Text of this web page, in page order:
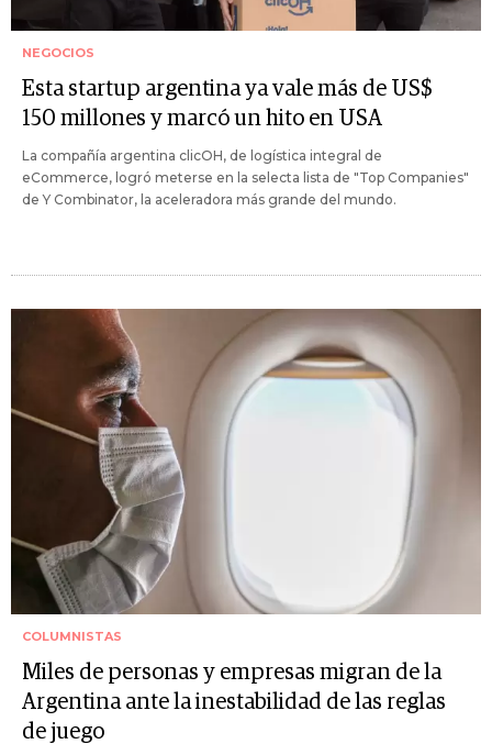
NEGOCIOS
Esta startup argentina ya vale más de US$
150 millones y marcó un hito en USA
La compañía argentina clicOH, de logística integral de
eCommerce, logró meterse en la selecta lista de "Top Companies"
de Y Combinator, la aceleradora más grande del mundo.
COLUMNISTAS
Miles de personas y empresas migran de la
Argentina ante la inestabilidad de las reglas
de juego